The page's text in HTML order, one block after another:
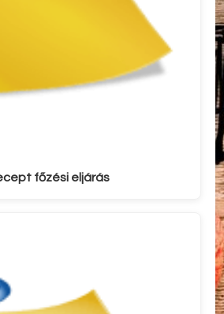
főzési eljárás